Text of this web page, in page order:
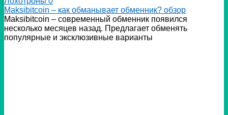
Мaksibitcoin – как обманывает обменник? обзор
Мaksibitcoin – современный обменник появился
несколько месяцев назад. Предлагает обменять
популярные и эксклюзивные варианты